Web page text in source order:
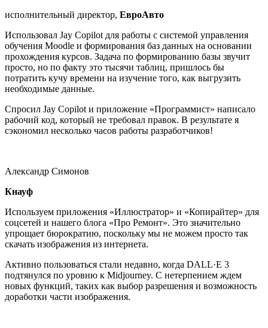
исполнительный директор, ЕвроАвто
Использовал Jay Copilot для работы с системой управления
обучения Moodle и формирования баз данных на основании
прохождения курсов. Задача по формированию базы звучит
просто, но по факту это тысячи таблиц, пришлось бы
потратить кучу времени на изучение того, как выгрузить
необходимые данные.
Спросил Jay Copilot и приложение «Программист» написало
рабочий код, который не требовал правок. В результате я
сэкономил несколько часов работы разработчиков!
Александр Симонов
Кнауф
Используем приложения «Иллюстратор» и «Копирайтер» для
соцсетей и нашего блога «Про Ремонт». Это значительно
упрощает бюрократию, поскольку мы не можем просто так
скачать изображения из интернета.
Активно пользоваться стали недавно, когда DALL·E 3
подтянулся по уровню к Midjourney. С нетерпением ждем
новых функций, таких как выбор разрешения и возможность
доработки части изображения.